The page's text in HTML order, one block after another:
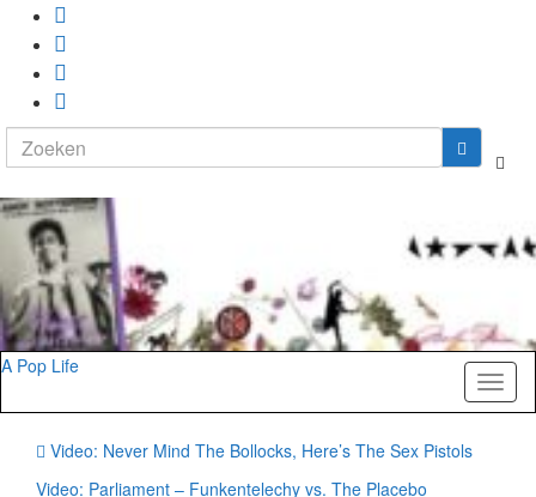
Search
for:
A Pop Life
Video: Never Mind The Bollocks, Here’s The Sex Pistols
Video: Parliament – Funkentelechy vs. The Placebo